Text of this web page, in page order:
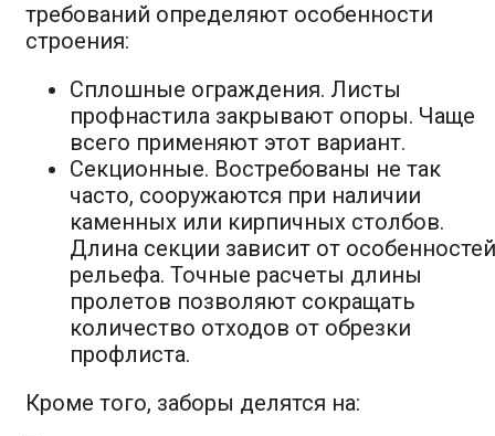
требований определяют особенности
строения:
Сплошные ограждения. Листы
профнастила закрывают опоры. Чаще
всего применяют этот вариант.
Секционные. Востребованы не так
часто, сооружаются при наличии
каменных или кирпичных столбов.
Длина секции зависит от особенностей
рельефа. Точные расчеты длины
пролетов позволяют сокращать
количество отходов от обрезки
профлиста.
Кроме того, заборы делятся на: